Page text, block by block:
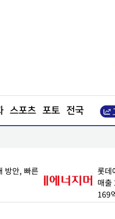
스포츠 포토 전국
방안, 빠른
롯데
매출
169